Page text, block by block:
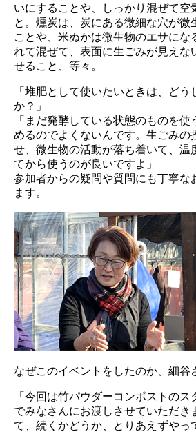
いにすることや、しっかり混ぜて空
と。燻炭は、炭にある微細な穴が微
ことや、米ぬかは微生物のエサにな
れて混ぜて、表面に生ごみが見えな
せること、等々。
「堆肥として使いたいときは、どう
か？」
「まだ発酵している状態のものを
めるのでよくないんです。生ごみの
せ、微生物の活動が落ち着いて、温
てから使うのが良いですよ」
参加者からの疑問や質問にも丁寧な
ます。
なぜこのイベントをしたのか、細谷
「今回は竹パウダーコンポストの
でみなさんにお渡しさせていただき
て、続くかどうか、とりあえずやっ